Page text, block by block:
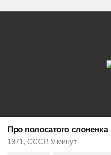
Про полосатого слоненка
1971, СССР, 9 минут